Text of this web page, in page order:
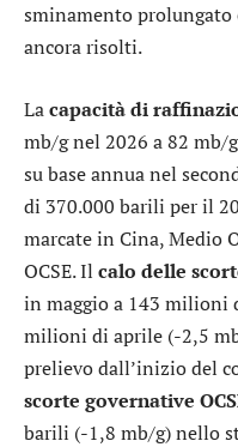
sminamento
ancora risolti.
Lacapacità di
mb/g nel 2026 a 82 mb/
su base annua nel
di 370.000 barili per il
marcate in Cina, Medio
OCSE. Il calo delle
in maggio a 143 milioni
milioni di aprile (-2,5
prelievo dall’inizio del
scorte governative
barili (-1,8 mb/g) nello